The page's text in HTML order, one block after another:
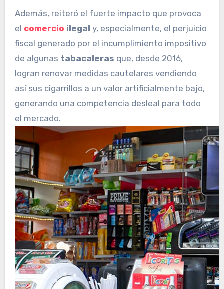
Además, reiteró el fuerte impacto que provoca
el comercio ilegal y, especialmente, el perjuicio
fiscal generado por el incumplimiento impositivo
de algunas tabacaleras que, desde 2016,
logran renovar medidas cautelares vendiendo
así sus cigarrillos a un valor artificialmente bajo,
generando una competencia desleal para todo
el mercado.